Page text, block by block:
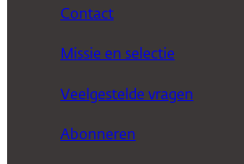
Contact
Missie en selectie
Veelgestelde vragen
Abonneren